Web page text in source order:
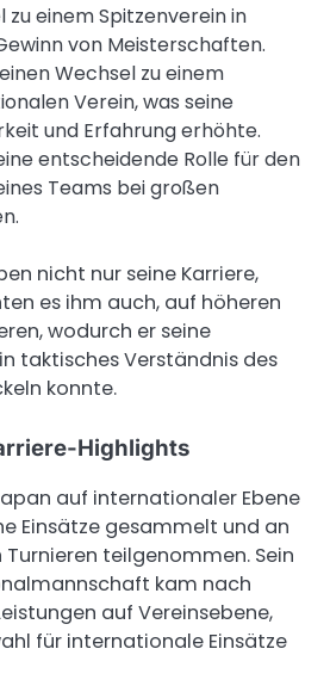
zu einem Spitzenverein in
von Meisterschaften.
Wechsel zu einem
Verein, was seine
und Erfahrung erhöhte.
entscheidende Rolle für den
Teams bei großen
nicht nur seine Karriere,
es ihm auch, auf höheren
wodurch er seine
taktisches Verständnis des
konnte.
Highlights
auf internationaler Ebene
Einsätze gesammelt und an
teilgenommen. Sein
kam nach
auf Vereinsebene,
für internationale Einsätze